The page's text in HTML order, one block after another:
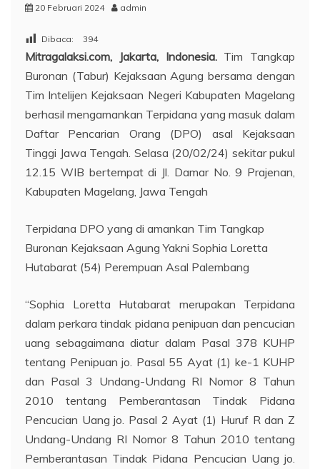
20 Februari 2024 admin
Dibaca: 394
Mitragalaksi.com, Jakarta, Indonesia. Tim Tangkap
Buronan (Tabur) Kejaksaan Agung bersama dengan
Tim Intelijen Kejaksaan Negeri Kabupaten Magelang
berhasil mengamankan Terpidana yang masuk dalam
Daftar Pencarian Orang (DPO) asal Kejaksaan
Tinggi Jawa Tengah. Selasa (20/02/24) sekitar pukul
12.15 WIB bertempat di Jl. Damar No. 9 Prajenan,
Kabupaten Magelang, Jawa Tengah
Terpidana DPO yang di amankan Tim Tangkap
Buronan Kejaksaan Agung Yakni Sophia Loretta
Hutabarat (54) Perempuan Asal Palembang
“Sophia Loretta Hutabarat merupakan Terpidana
dalam perkara tindak pidana penipuan dan pencucian
uang sebagaimana diatur dalam Pasal 378 KUHP
tentang Penipuan jo. Pasal 55 Ayat (1) ke-1 KUHP
dan Pasal 3 Undang-Undang RI Nomor 8 Tahun
2010 tentang Pemberantasan Tindak Pidana
Pencucian Uang jo. Pasal 2 Ayat (1) Huruf R dan Z
Undang-Undang RI Nomor 8 Tahun 2010 tentang
Pemberantasan Tindak Pidana Pencucian Uang jo.